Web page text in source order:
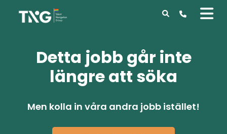
Detta jobb går inte
längre att söka
Men kolla in våra andra jobb istället!